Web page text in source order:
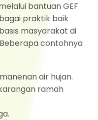
bantuan GEF
praktik baik
masyarakat di
Beberapa contohnya
air hujan.
ramah